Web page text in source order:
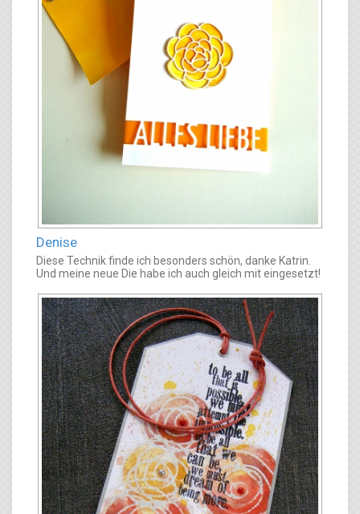
Denise
Diese Technik finde ich besonders schön, danke Katrin.
Und meine neue Die habe ich auch gleich mit eingesetzt!